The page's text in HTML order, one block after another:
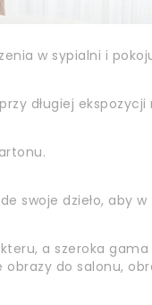
w sypialni i
długiej ekspozycji
swoje dzieło, aby
a szeroka gama
do salonu,